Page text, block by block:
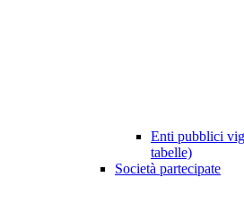
Enti pubblici
tabelle)
Società partecipate